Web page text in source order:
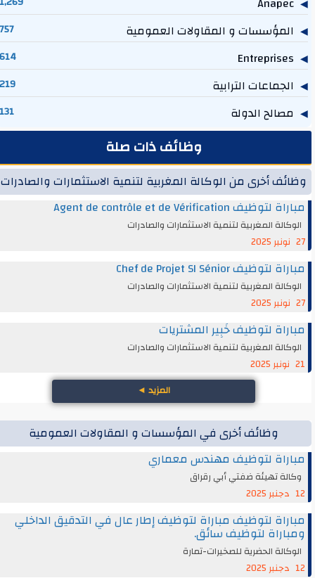
المؤسسات و المقاولات العمومية 757
Entreprises
614
الجماعات الترابية 219
مصالح الدولة 131
وظائف ذات صلة
وظائف أخرى من الوكالة المغربية لتنمية الاستثمارات والصادرات
مباراة لتوظيف Agent de contrôle et de Vérification
الوكالة المغربية لتنمية الاستثمارات والصادرات
27 نونبر 2025
مباراة لتوظيف Chef de Projet SI Sénior
الوكالة المغربية لتنمية الاستثمارات والصادرات
27 نونبر 2025
مباراة لتوظيف خَبِير المشتريات
الوكالة المغربية لتنمية الاستثمارات والصادرات
21 نونبر 2025
المزيد◄
وظائف أخرى في المؤسسات و المقاولات العمومية
مباراة لتوظيف مهندس معماري
وكالة تهيئة ضفتي أبي رقراق
12 دجنبر 2025
مباراة لتوظيف مباراة لتوظيف إطار عال في التدقيق الداخلي
ومباراة لتوظيف سائق.
الوكالة الحضرية للصخيرات-تمارة
12 دجنبر 2025